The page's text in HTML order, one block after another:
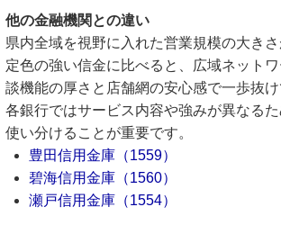
他の金融機関との違い
県内全域を視野に入れた営業規模の大き
定色の強い信金に比べると、広域ネット
談機能の厚さと店舗網の安心感で一歩抜け
各銀行ではサービス内容や強みが異なる
使い分けることが重要です。
豊田信用金庫（1559）
碧海信用金庫（1560）
瀬戸信用金庫（1554）